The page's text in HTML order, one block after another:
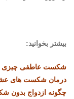
بیشتر بخوانید:
شکست عاطفی چیزی
درمان شکست های
چگونه ازدواج بدون